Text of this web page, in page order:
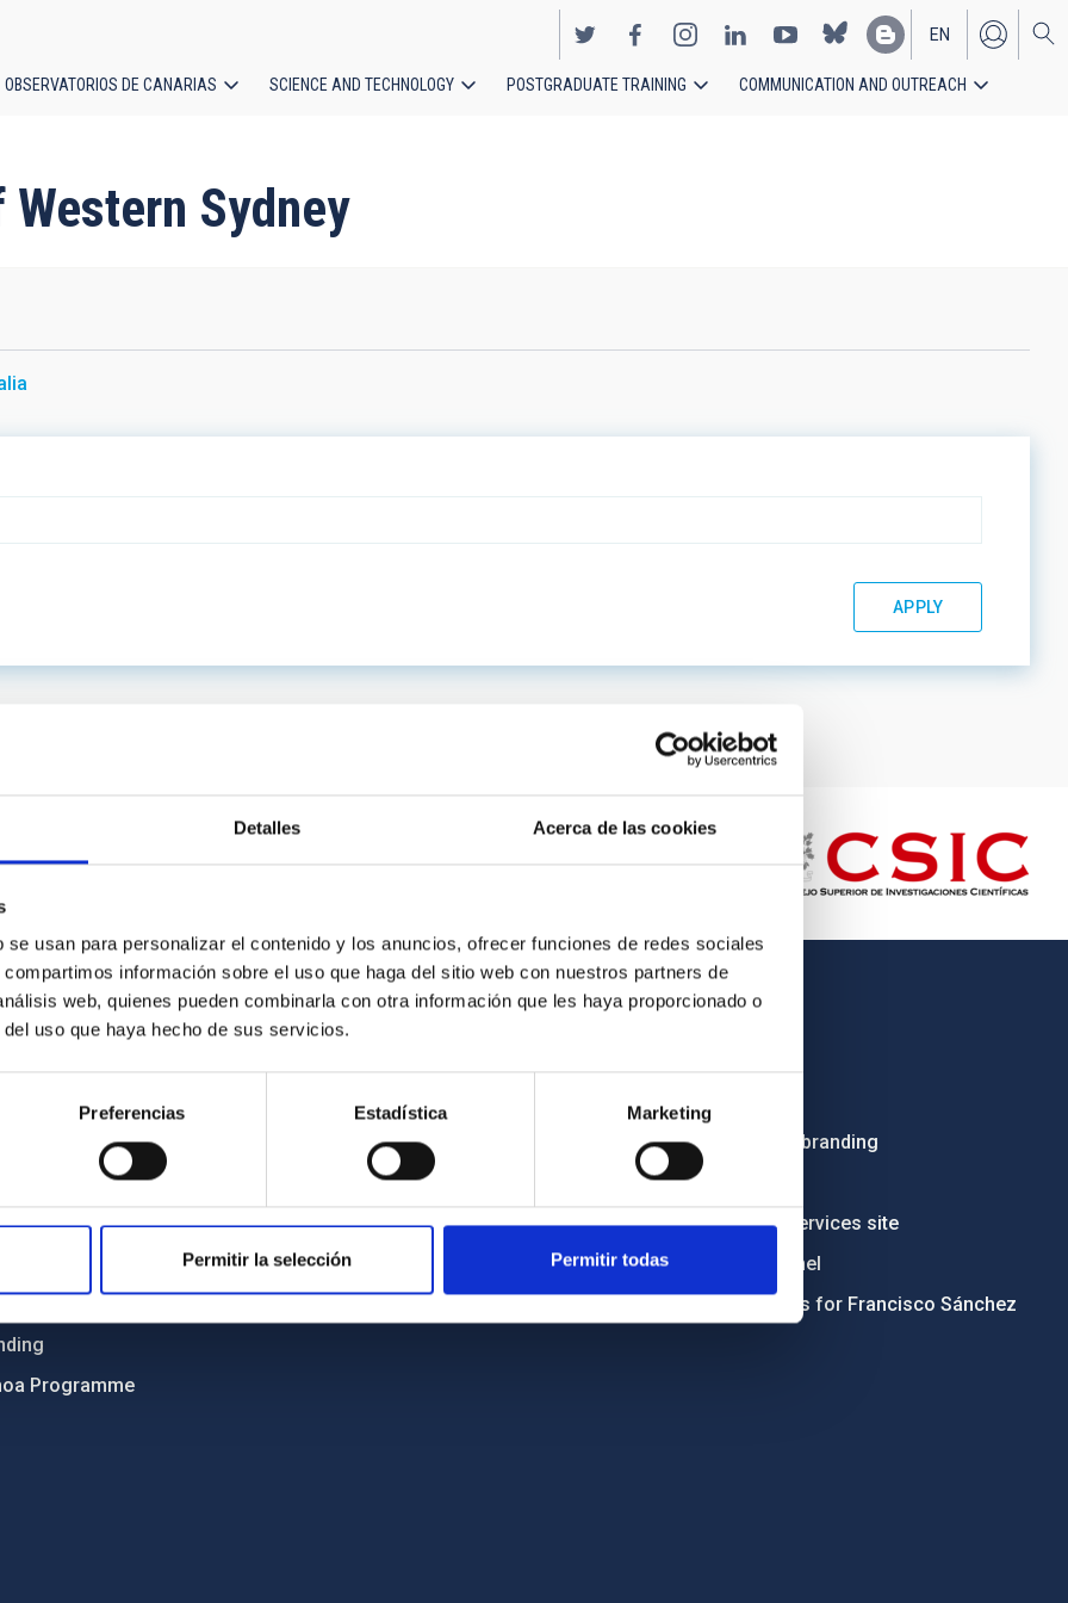
Detalles Acerca de las cookies
usan para personalizar el contenido y los anuncios, ofrecer funciones de redes sociales
información sobre el uso que haga del sitio web con nuestros partners de
web, quienes pueden combinarla con otra información que les haya proporcionado o
uso que haya hecho de sus servicios.
Preferencias Estadística Marketing
Permitir la selección Permitir todas
EN
ES
OBSERVATORIOS DE CANARIAS SCIENCE AND TECHNOLOGY POSTGRADUATE TRAINING COMMUNICATION AND OUTREACH
Sydney
and anti-fraud policy
and diversity
and Sustainability
Programme
IAC PORTAL
Privacy policy
Legal notice
Cookies policy
Accessibility
OTHER LINKS
Institutional branding
RSS
Electronic services site
Ethics channel
Condolences for Francisco Sánchez